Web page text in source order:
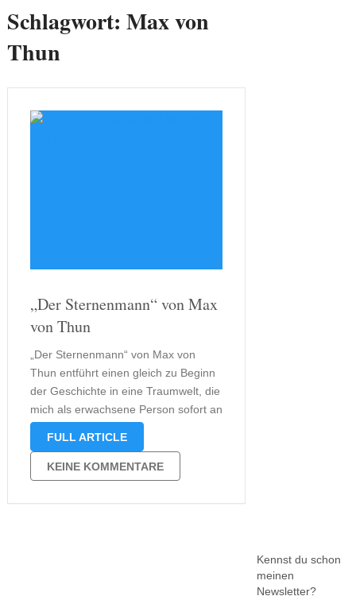
Schlagwort: Max von
Thun
„Der Sternenmann“ von Max
von Thun
„Der Sternenmann“ von Max von
Thun entführt einen gleich zu Beginn
der Geschichte in eine Traumwelt, die
mich als erwachsene Person sofort an
„Der kleine Prinz“ denken ließ, denn
Planeten. Dennoch ist es Max von
Thun gelungen, …
FULL ARTICLE
KEINE KOMMENTARE
Kennst du schon
meinen
Newsletter?